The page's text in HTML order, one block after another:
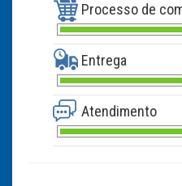
Processo de
Entrega
Atendimento